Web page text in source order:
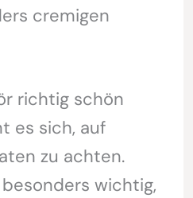
cremigen
richtig schön
es sich, auf
zu achten.
wichtig,